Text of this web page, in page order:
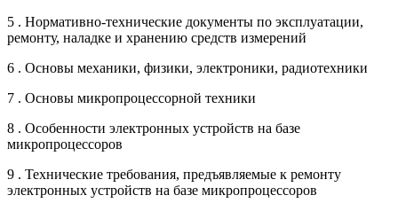
5 . Нормативно-технические документы по эксплуатации,
ремонту, наладке и хранению средств измерений
6 . Основы механики, физики, электроники, радиотехники
7 . Основы микропроцессорной техники
8 . Особенности электронных устройств на базе
микропроцессоров
9 . Технические требования, предъявляемые к ремонту
электронных устройств на базе микропроцессоров